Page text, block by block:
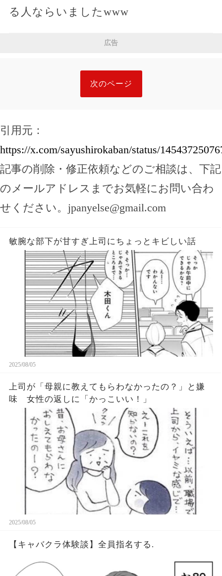
る人ならいましたwww
広告
次のページ
引用元：
https://x.com/sayushirokaban/status/
記事の削除・修正依頼などのご相談は、下記
のメールアドレスまでお気軽にお問い合わ
せください。 jpanyelse@gmail.com
敏腕な部下が甘すぎ上司にちょっとキビしい話
2025/08/05
上司が「母親に教えてもらわなかったの？」と嫌
味 女性の返しに「かっこいい！」
2025/08/05
【キャバクラ体験談】全員指名する.